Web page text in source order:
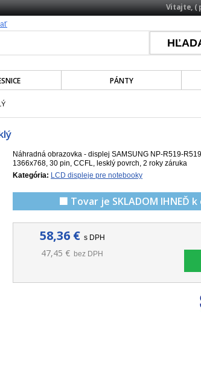
Vitajte, (
PÁNTY
Náhradná obrazovka - displej SAMSUNG NP-R519-
1366x768, 30 pin, CCFL, lesklý povrch, 2 roky záruka
Kategória: LCD displeje pre notebooky
🟩 Tovar je SKLADOM IHNEĎ
58,36 € s DPH
47,45 € bez DPH